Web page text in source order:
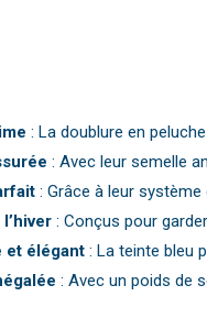
: La doublure en
: Avec leur semelle
: Grâce à leur
: Conçus pour
et élégant : La teinte bleu
: Avec un poids de